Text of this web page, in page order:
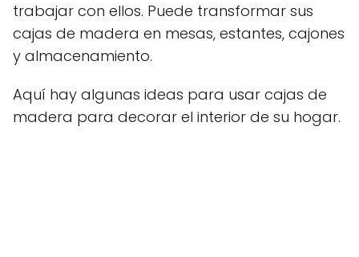
trabajar con ellos. Puede transformar sus
cajas de madera en mesas, estantes, cajones
y almacenamiento.
Aquí hay algunas ideas para usar cajas de
madera para decorar el interior de su hogar.